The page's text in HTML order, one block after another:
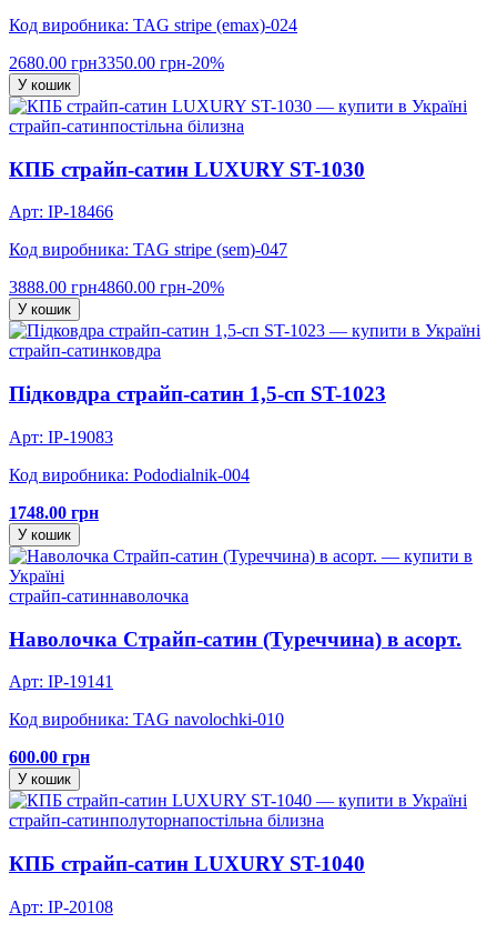
Код виробника: TAG stripe (еmax)-024
2680.00 грн3350.00 грн-20%
У кошик
страйп-сатинпостільна білизна
КПБ страйп-сатин LUXURY ST-1030
Арт: IP-18466
Код виробника: TAG stripe (sem)-047
3888.00 грн4860.00 грн-20%
У кошик
страйп-сатинковдра
Підковдра страйп-сатин 1,5-сп ST-1023
Арт: IP-19083
Код виробника: Pododialnik-004
1748.00 грн
У кошик
страйп-сатиннаволочка
Наволочка Страйп-сатин (Туреччина) в асорт.
Арт: IP-19141
Код виробника: TAG navolochki-010
600.00 грн
У кошик
страйп-сатинполуторнапостільна білизна
КПБ страйп-сатин LUXURY ST-1040
Арт: IP-20108